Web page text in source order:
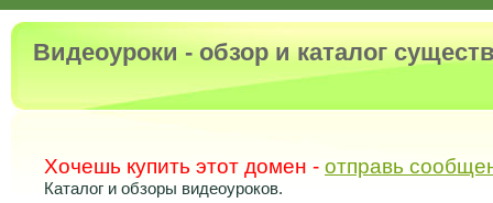
Видеоуроки - обзор и каталог
Хочешь купить этот домен - отправь
Каталог и обзоры видеоуроков.